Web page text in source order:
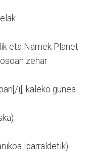
eta Namek Planet
zehar
i], kaleko gunea
Iparraldetik)